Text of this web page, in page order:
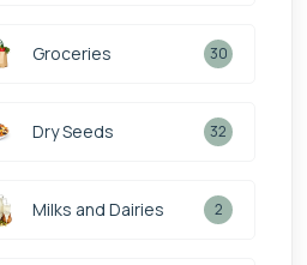
Groceries 30
Dry Seeds 32
Milks and Dairies 2